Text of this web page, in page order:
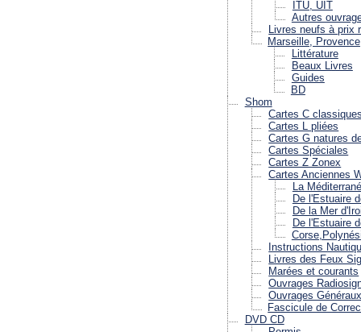
ITU, UIT
Autres
Livres neufs à prix
Marseille,
Littérature
Beaux Livres
Guides
BD
Shom
Cartes C
Cartes L pliées
Cartes G natures
Cartes Spéciales
Cartes Z Zonex
Cartes Anciennes
La
De l'Estuaire
De la Mer
De l'Estuaire
Instructions
Livres des Feux
Marées et courants
Ouvrages
Ouvrages
Fascicule de
DVD CD